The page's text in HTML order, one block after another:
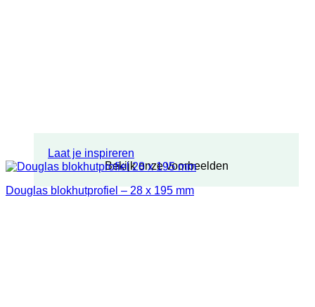
Laat je inspireren
Bekijk onze voorbeelden
Douglas blokhutprofiel – 28 x 195 mm